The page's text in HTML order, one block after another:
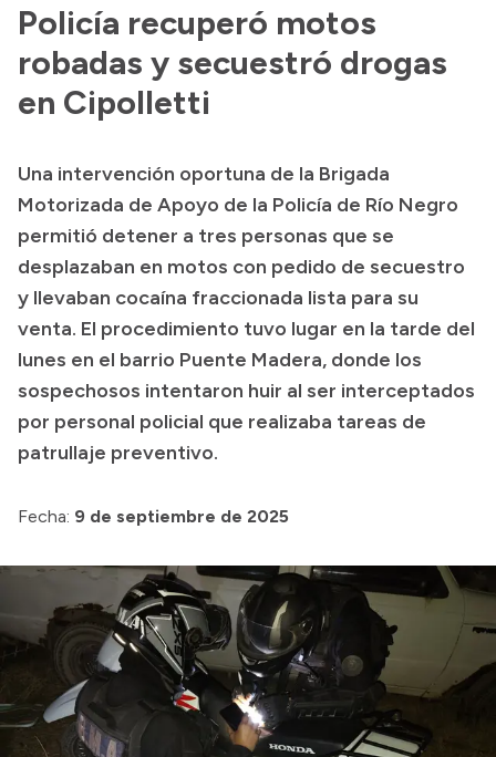
Delegaciones
Consultorios Propios
Presentación CV
Transparencia
Inversión en Salud
Licitaciones
Consulta de expedientes
Policía recuperó motos
robadas y secuestró drogas
en Cipolletti
Una intervención oportuna de la Brigada
Motorizada de Apoyo de la Policía de Río Negro
permitió detener a tres personas que se
desplazaban en motos con pedido de secuestro
y llevaban cocaína fraccionada lista para su
venta. El procedimiento tuvo lugar en la tarde del
lunes en el barrio Puente Madera, donde los
sospechosos intentaron huir al ser interceptados
por personal policial que realizaba tareas de
patrullaje preventivo.
Fecha: 9 de septiembre de 2025